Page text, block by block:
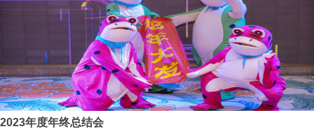
2023年度年终总结会